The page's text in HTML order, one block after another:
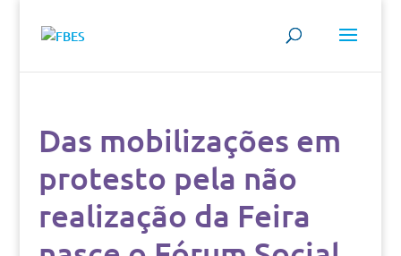
Das mobilizações em
protesto pela não
realização da Feira